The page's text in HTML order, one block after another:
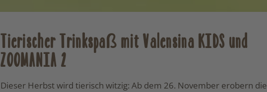
Tierischer Trinkspaß mit Valensina KIDS und
ZOOMANIA 2
Dieser Herbst wird tierisch witzig: Ab dem 26. November erobern die